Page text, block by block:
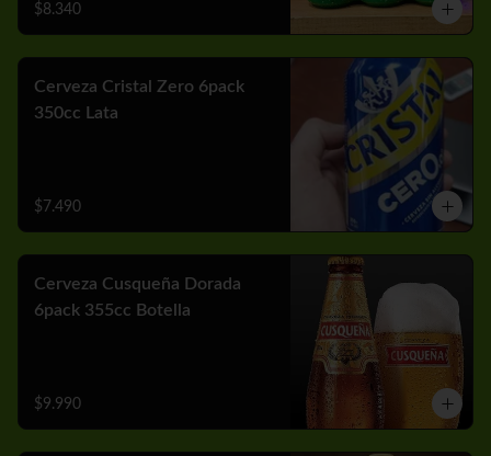
$8.340
Cerveza Cristal Zero 6pack
350cc Lata
$7.490
Cerveza Cusqueña Dorada
6pack 355cc Botella
$9.990